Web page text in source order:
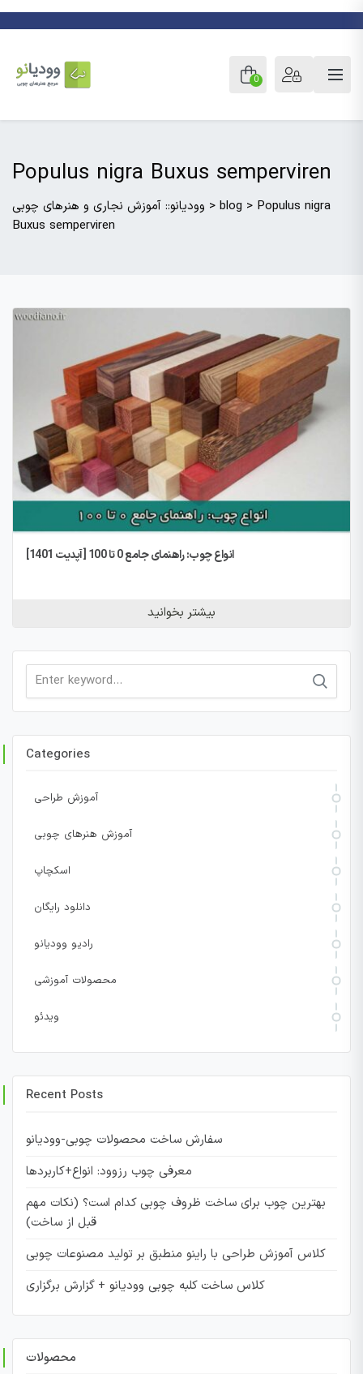
0
Populus nigra Buxus semperviren
وودیانو:: آموزش نجاری و هنرهای چوبی > blog > Populus nigra
Buxus semperviren
انواع چوب: راهنمای جامع 0 تا 100 [آپدیت 1401]
بیشتر بخوانید
Search
Categories
آموزش طراحی
آموزش هنرهای چوبی
اسکچاپ
دانلود رایگان
رادیو وودیانو
محصولات آموزشی
ویدئو
Recent Posts
سفارش ساخت محصولات چوبی-وودیانو
معرفی چوب رزوود: انواع+کاربردها
بهترین چوب برای ساخت ظروف چوبی کدام است؟ (نکات مهم
قبل از ساخت)
کلاس آموزش طراحی با راینو منطبق بر تولید مصنوعات چوبی
کلاس ساخت کلبه چوبی وودیانو + گزارش برگزاری
محصولات